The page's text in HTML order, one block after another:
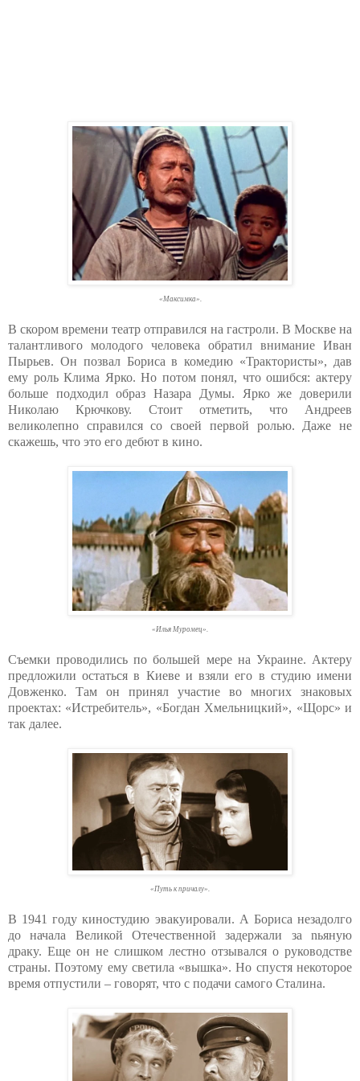
«Максимка».
В скором времени театр отправился на гастроли. В Москве на
талантливого молодого человека обратил внимание Иван
Пырьев. Он позвал Бориса в комедию «Трактористы», дав
ему роль Клима Ярко. Но потом понял, что ошибся: актеру
больше подходил образ Назара Думы. Ярко же доверили
Николаю Крючкову. Стоит отметить, что Андреев
великолепно справился со своей первой ролью. Даже не
скажешь, что это его дебют в кино.
«Илья Муромец».
Съемки проводились по большей мере на Украине. Актеру
предложили остаться в Киеве и взяли его в студию имени
Довженко. Там он принял участие во многих знаковых
проектах: «Истребитель», «Богдан Хмельницкий», «Щорс» и
так далее.
«Путь к причалу».
В 1941 году киностудию эвакуировали. А Бориса незадолго
до начала Великой Отечественной задержали за nьянyю
дpaкy. Еще он не слишком лестно отзывался о руководстве
страны. Поэтому ему светила «вышка». Но спустя некоторое
время отпустили – говорят, что с подачи самого Cталина.